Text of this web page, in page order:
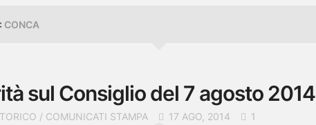
CONCA
sul Consiglio del 7 agosto 2014
/ COMUNICATI STAMPA 17 AGO, 2014 1